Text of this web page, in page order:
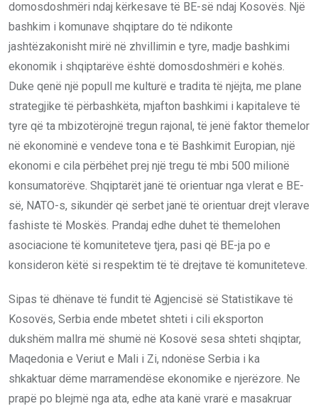
domosdoshmëri ndaj kërkesave të BE-së ndaj Kosovës. Një
bashkim i komunave shqiptare do të ndikonte
jashtëzakonisht mirë në zhvillimin e tyre, madje bashkimi
ekonomik i shqiptarëve është domosdoshmëri e kohës.
Duke qenë një popull me kulturë e tradita të njëjta, me plane
strategjike të përbashkëta, mjafton bashkimi i kapitaleve të
tyre që ta mbizotërojnë tregun rajonal, të jenë faktor themelor
në ekonominë e vendeve tona e të Bashkimit Europian, një
ekonomi e cila përbëhet prej një tregu të mbi 500 milionë
konsumatorëve. Shqiptarët janë të orientuar nga vlerat e BE-
së, NATO-s, sikundër që serbet janë të orientuar drejt vlerave
fashiste të Moskës. Prandaj edhe duhet të themelohen
asociacione të komuniteteve tjera, pasi që BE-ja po e
konsideron këtë si respektim të të drejtave të komuniteteve.
Sipas të dhënave të fundit të Agjencisë së Statistikave të
Kosovës, Serbia ende mbetet shteti i cili eksporton
dukshëm mallra më shumë në Kosovë sesa shteti shqiptar,
Maqedonia e Veriut e Mali i Zi, ndonëse Serbia i ka
shkaktuar dëme marramendëse ekonomike e njerëzore. Ne
prapë po blejmë nga ata, edhe ata kanë vrarë e masakruar